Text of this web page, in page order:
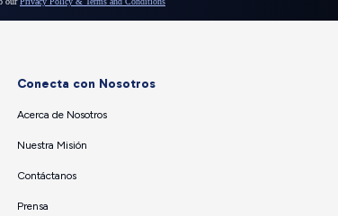
Conecta con Nosotros
Acerca de Nosotros
Nuestra Misión
Contáctanos
Prensa